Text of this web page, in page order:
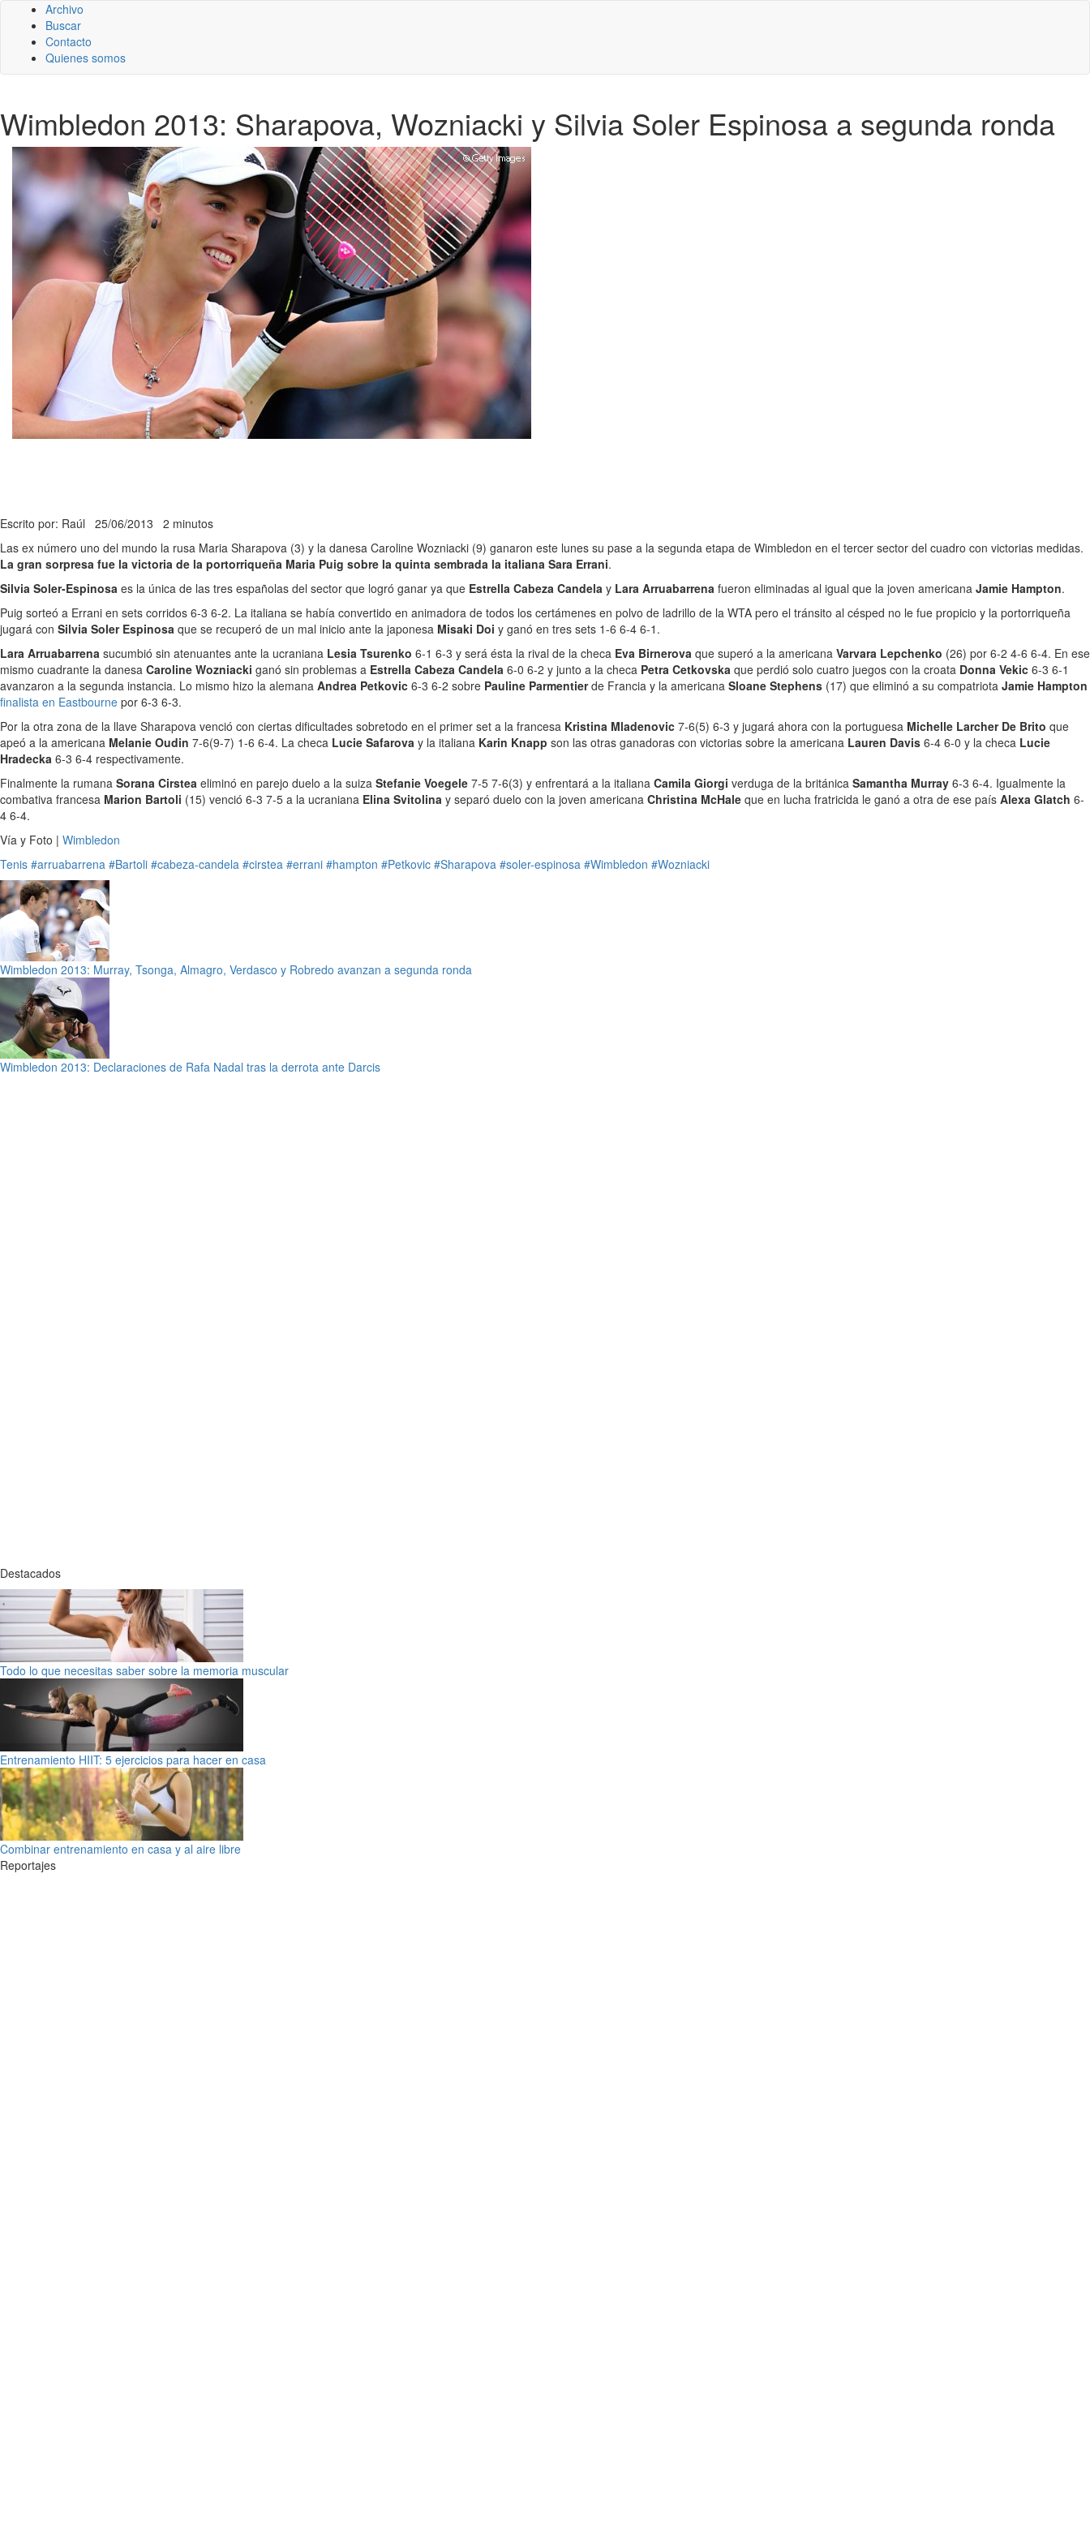
Archivo
Buscar
Contacto
Quienes somos
Wimbledon 2013: Sharapova, Wozniacki y Silvia Soler Espinosa a segunda ronda
Escrito por: Raúl 25/06/2013 2 minutos
Las ex número uno del mundo la rusa Maria Sharapova (3) y la danesa Caroline Wozniacki (9) ganaron este lunes su pase a la segunda etapa de Wimbledon en el tercer sector del cuadro con victorias medidas.
La gran sorpresa fue la victoria de la portorriqueña Maria Puig sobre la quinta sembrada la italiana Sara Errani.
Silvia Soler-Espinosa es la única de las tres españolas del sector que logró ganar ya que Estrella Cabeza Candela y Lara Arruabarrena fueron eliminadas al igual que la joven americana Jamie Hampton.
Puig sorteó a Errani en sets corridos 6-3 6-2. La italiana se había convertido en animadora de todos los certámenes en polvo de ladrillo de la WTA pero el tránsito al césped no le fue propicio y la portorriqueña
jugará con Silvia Soler Espinosa que se recuperó de un mal inicio ante la japonesa Misaki Doi y ganó en tres sets 1-6 6-4 6-1.
Lara Arruabarrena sucumbió sin atenuantes ante la ucraniana Lesia Tsurenko 6-1 6-3 y será ésta la rival de la checa Eva Birnerova que superó a la americana Varvara Lepchenko (26) por 6-2 4-6 6-4. En ese
mismo cuadrante la danesa Caroline Wozniacki ganó sin problemas a Estrella Cabeza Candela 6-0 6-2 y junto a la checa Petra Cetkovska que perdió solo cuatro juegos con la croata Donna Vekic 6-3 6-1
avanzaron a la segunda instancia. Lo mismo hizo la alemana Andrea Petkovic 6-3 6-2 sobre Pauline Parmentierde Francia y la americana Sloane Stephens (17) que eliminó a su compatriota Jamie Hampton
finalista en Eastbourne por 6-3 6-3.
Por la otra zona de la llave Sharapova venció con ciertas dificultades sobretodo en el primer set a la francesa Kristina Mladenovic 7-6(5) 6-3 y jugará ahora con la portuguesa Michelle Larcher De Brito que
apeó a la americana Melanie Oudin 7-6(9-7) 1-6 6-4. La checa Lucie Safarova y la italiana Karin Knapp son las otras ganadoras con victorias sobre la americana Lauren Davis 6-4 6-0 y la checa Lucie
Hradecka 6-3 6-4 respectivamente.
Finalmente la rumana Sorana Cirstea eliminó en parejo duelo a la suiza Stefanie Voegele 7-5 7-6(3) y enfrentará a la italiana Camila Giorgi verduga de la británica Samantha Murray 6-3 6-4. Igualmente la
combativa francesa Marion Bartoli (15) venció 6-3 7-5 a la ucraniana Elina Svitolina y separó duelo con la joven americana Christina McHale que en lucha fratricida le ganó a otra de ese país Alexa Glatch 6-
4 6-4.
Vía y Foto | Wimbledon
Tenis #arruabarrena #Bartoli #cabeza-candela #cirstea #errani #hampton #Petkovic #Sharapova #soler-espinosa #Wimbledon #Wozniacki
Wimbledon 2013: Murray, Tsonga, Almagro, Verdasco y Robredo avanzan a segunda ronda
Wimbledon 2013: Declaraciones de Rafa Nadal tras la derrota ante Darcis
Destacados
Todo lo que necesitas saber sobre la memoria muscular
Entrenamiento HIIT: 5 ejercicios para hacer en casa
Combinar entrenamiento en casa y al aire libre
Reportajes